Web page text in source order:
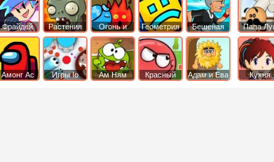
Фрайдей
Найт
Фанкин
Растения
против
Зомби
Огонь и
Вода
Геометрия
Даш
Бешеная
бабка
сбежала из
психушки
Амонг Ас Игры Io Ам Ням
Красный
Адам и Ева
Папа
Кухня